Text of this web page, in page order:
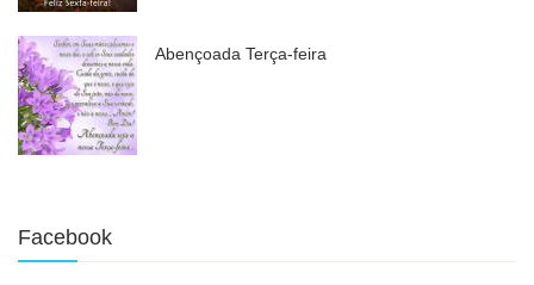
Abençoada Terça-feira
Facebook